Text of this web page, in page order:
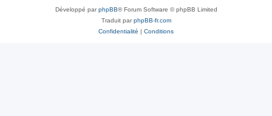
Développé parphpBB® Forum Software © phpBB Limited
Traduit parphpBB-fr.com
Confidentialité | Conditions